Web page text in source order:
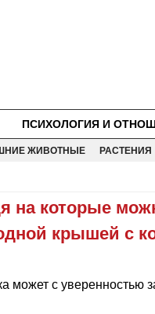
ПСИХОЛОГИЯ И
ЖИВОТНЫЕ РАСТЕНИЯ
на которые
крышей с
может с уверенностью